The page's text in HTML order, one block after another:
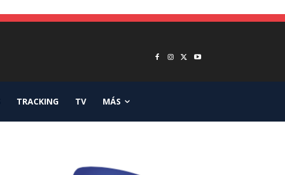
TRACKING TV MÁS